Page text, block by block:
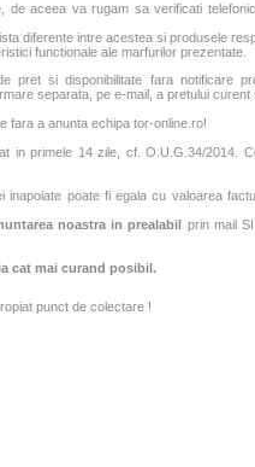
de aceea va rugam sa verificati
diferente intre acestea si produsele
functionale ale marfurilor prezentate.
pret si disponibilitate fara notificare
separata, pe e-mail, a pretului curent
fara a anunta echipa tor-online.ro!
in primele 14 zile, cf. O.U.G.34/2014.
poate fi egala cu valoarea
noastra in prealabil
prin mail
cat mai curand posibil.
punct de colectare !